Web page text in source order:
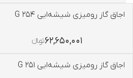
اجاق گاز رومیزی شیشه‌ایی G 254
62,650,001تومانءءء
اجاق گاز رومیزی شیشه‌ایی G 251